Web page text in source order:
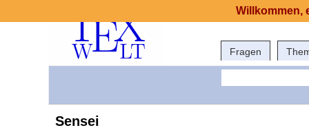
Fragen
Sensei
Willkommen,